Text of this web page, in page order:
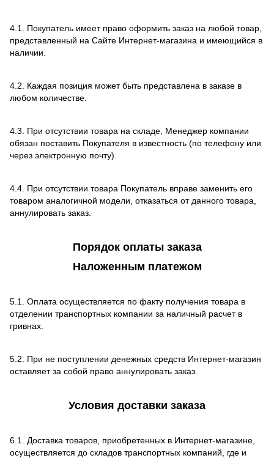
4.1. Покупатель имеет право оформить заказ на любой товар,
представленный на Сайте Интернет-магазина и имеющийся в
наличии.
4.2. Каждая позиция может быть представлена в заказе в
любом количестве.
4.3. При отсутствии товара на складе, Менеджер компании
обязан поставить Покупателя в известность (по телефону или
через электронную почту).
4.4. При отсутствии товара Покупатель вправе заменить его
товаром аналогичной модели, отказаться от данного товара,
аннулировать заказ.
Порядок оплаты заказа
Наложенным платежом
5.1. Оплата осуществляется по факту получения товара в
отделении транспортных компании за наличный расчет в
гривнах.
5.2. При не поступлении денежных средств Интернет-магазин
оставляет за собой право аннулировать заказ.
Условия доставки заказа
6.1. Доставка товаров, приобретенных в Интернет-магазине,
осуществляется до складов транспортных компаний, где и